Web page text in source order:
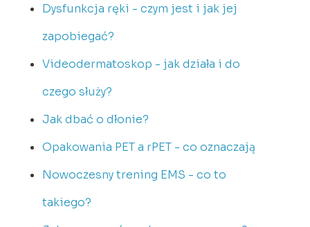
Dysfunkcja ręki - czym jest i jak jej
zapobiegać?
Videodermatoskop - jak działa i do
czego służy?
Jak dbać o dłonie?
Opakowania PET a rPET - co oznaczają
Nowoczesny trening EMS - co to
takiego?